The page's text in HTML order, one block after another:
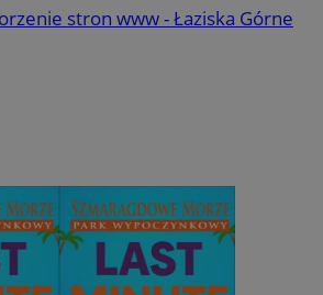
stron www - Łaziska Górne